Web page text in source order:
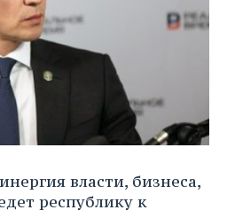
власти, бизнеса,
республику к